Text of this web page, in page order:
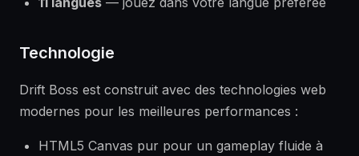
Technologie
Drift Boss est construit avec des technologies web
modernes pour les meilleures performances :
HTML5 Canvas pur pour un gameplay fluide à